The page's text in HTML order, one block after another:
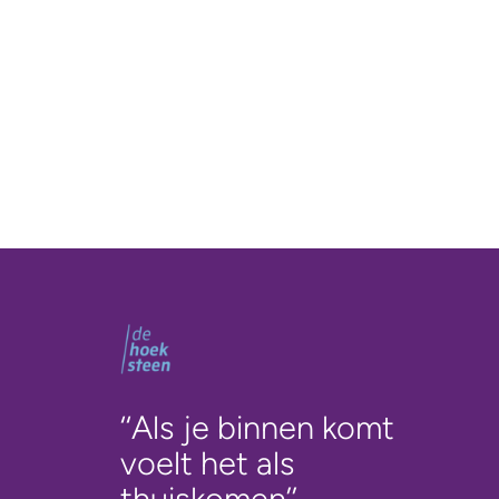
‘‘Als je binnen komt
voelt het als